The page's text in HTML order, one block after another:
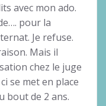
avec mon ado.
pour la
Je refuse.
Mais il
chez le juge
se met en place
bout de 2 ans.